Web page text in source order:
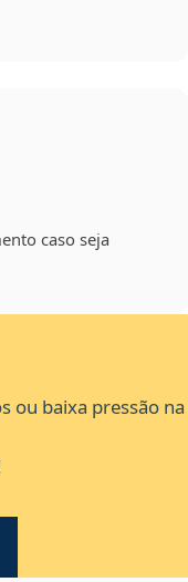
caso seja
ou baixa pressão na